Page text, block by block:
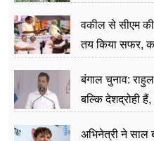
वकील से सीएम
तय किया सफर,
बंगाल चुनाव:
बल्कि देशद्रोही
अभिनेत्री ने साल